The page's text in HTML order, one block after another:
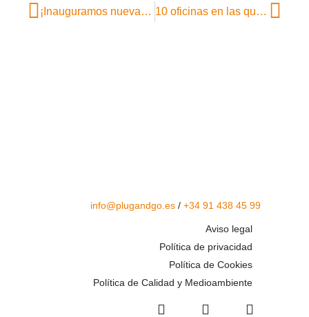
¡Inauguramos nueva oficina en plug&go! 10 oficinas en las que trabajar como en casa
info@plugandgo.es / +34 91 438 45 99
Aviso legal
Política de privacidad
Política de Cookies
Política de Calidad y Medioambiente